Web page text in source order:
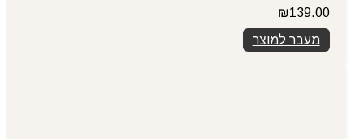
₪139.00
מעבר למוצר